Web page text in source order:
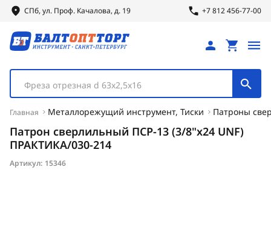
СПб, ул. Проф. Качалова, д. 19 +7 812 456-77-00
Фреза отрезная d 63х2,5х16
Главная Металлорежущий инструмент, Тиски Патроны
Патрон сверлильный ПСР-13 (3/8"х24 UNF)
ПРАКТИКА/030-214
Артикул: 15346